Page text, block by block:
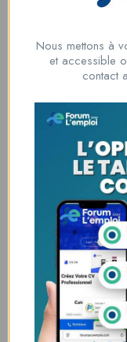
Espaces
Parcourir les Candidats
Tableau de Bord
Alertes d’Emploi
Postuler en ligne : 5
8 Décisions
Espace
Parcourirs les
Nous mettons à
et accessible
contact